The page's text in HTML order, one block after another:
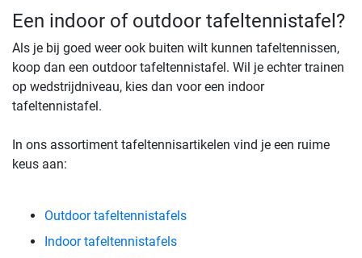
Een indoor of outdoor tafeltennistafel?
Als je bij goed weer ook buiten wilt kunnen tafeltennissen,
koop dan een outdoor tafeltennistafel. Wil je echter trainen
op wedstrijdniveau, kies dan voor een indoor
tafeltennistafel.
In ons assortiment tafeltennisartikelen vind je een ruime
keus aan:
Outdoor tafeltennistafels
Indoor tafeltennistafels